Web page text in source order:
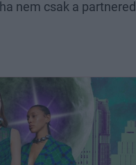
nem csak a